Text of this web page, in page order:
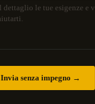
Invia senza impegno →